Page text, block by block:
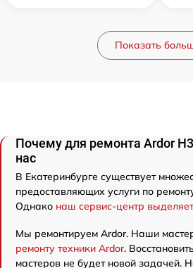
Показать
Почему для ремонта Ardor
нас
В Екатеринбурге существует
предоставляющих услуги по
Однако наш сервис-центр
Мы ремонтируем Ardor. Наши
ремонту техники Ardor.
мастеров не будет новой задачей.